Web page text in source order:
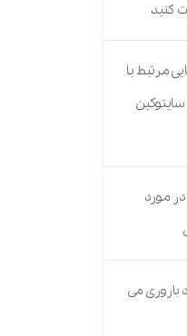
کنید
مرتبط با
مورد
باروری می